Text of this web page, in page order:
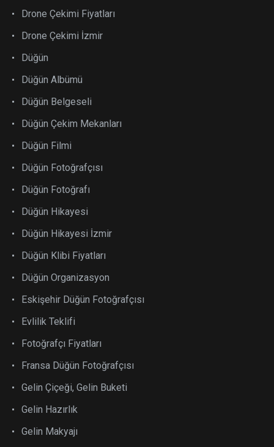
Drone Çekimi Fiyatları
Drone Çekimi İzmir
Düğün
Düğün Albümü
Düğün Belgeseli
Düğün Çekim Mekanları
Düğün Filmi
Düğün Fotoğrafçısı
Düğün Fotoğrafı
Düğün Hikayesi
Düğün Hikayesi İzmir
Düğün Klibi Fiyatları
Düğün Organizasyon
Eskişehir Düğün Fotoğrafçısı
Evlilik Teklifi
Fotoğrafçı Fiyatları
Fransa Düğün Fotoğrafçısı
Gelin Çiçeği, Gelin Buketi
Gelin Hazırlık
Gelin Makyajı